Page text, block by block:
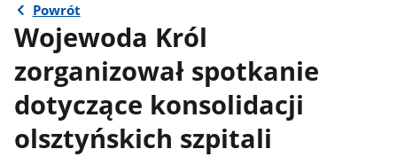
Powrót
Wojewoda Król
zorganizował spotkanie
dotyczące konsolidacji
olsztyńskich szpitali